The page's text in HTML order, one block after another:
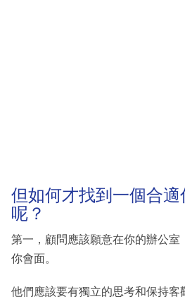
但如何才找到一個合適
呢？
第一，顧問應該願意在你的辦公室
你會面。
他們應該要有獨立的思考和保持客